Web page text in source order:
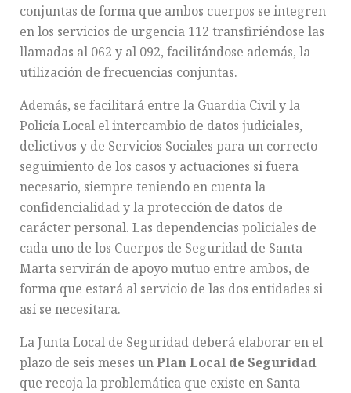
conjuntas de forma que ambos cuerpos se integren
en los servicios de urgencia 112 transfiriéndose las
llamadas al 062 y al 092, facilitándose además, la
utilización de frecuencias conjuntas.
Además, se facilitará entre la Guardia Civil y la
Policía Local el intercambio de datos judiciales,
delictivos y de Servicios Sociales para un correcto
seguimiento de los casos y actuaciones si fuera
necesario, siempre teniendo en cuenta la
confidencialidad y la protección de datos de
carácter personal. Las dependencias policiales de
cada uno de los Cuerpos de Seguridad de Santa
Marta servirán de apoyo mutuo entre ambos, de
forma que estará al servicio de las dos entidades si
así se necesitara.
La Junta Local de Seguridad deberá elaborar en el
plazo de seis meses unPlan Local de Seguridad
que recoja la problemática que existe en Santa